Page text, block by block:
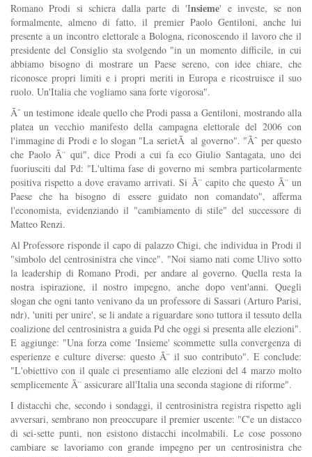
Romano Prodi si schiera dalla parte di 'Insieme' e investe, se non
formalmente, almeno di fatto, il premier Paolo Gentiloni, anche lui
presente a un incontro elettorale a Bologna, riconoscendo il lavoro che il
presidente del Consiglio sta svolgendo "in un momento difficile, in cui
abbiamo bisogno di mostrare un Paese sereno, con idee chiare, che
riconosce propri limiti e i propri meriti in Europa e ricostruisce il suo
ruolo. Un'Italia che vogliamo sana forte vigorosa".
Ãˆ un testimone ideale quello che Prodi passa a Gentiloni, mostrando alla
platea un vecchio manifesto della campagna elettorale del 2006 con
l'immagine di Prodi e lo slogan "La serietÃ al governo". "Ãˆ per questo
che Paolo Ã¨ qui", dice Prodi a cui fa eco Giulio Santagata, uno dei
fuoriusciti dal Pd: "L'ultima fase di governo mi sembra particolarmente
positiva rispetto a dove eravamo arrivati. Si Ã¨ capito che questo Ã¨ un
Paese che ha bisogno di essere guidato non comandato", afferma
l'economista, evidenziando il "cambiamento di stile" del successore di
Matteo Renzi.
Al Professore risponde il capo di palazzo Chigi, che individua in Prodi il
"simbolo del centrosinistra che vince". "Noi siamo nati come Ulivo sotto
la leadership di Romano Prodi, per andare al governo. Quella resta la
nostra ispirazione, il nostro impegno, anche dopo vent'anni. Quegli
slogan che ogni tanto venivano da un professore di Sassari (Arturo Parisi,
ndr), 'uniti per unire', se li andate a riguardare sono tuttora il tessuto della
coalizione del centrosinistra a guida Pd che oggi si presenta alle elezioni".
E aggiunge: "Una forza come 'Insieme' scommette sulla convergenza di
esperienze e culture diverse: questo Ã¨ il suo contributo". E conclude:
"L'obiettivo con il quale ci presentiamo alle elezioni del 4 marzo molto
semplicemente Ã¨ assicurare all'Italia una seconda stagione di riforme".
I distacchi che, secondo i sondaggi, il centrosinistra registra rispetto agli
avversari, sembrano non preoccupare il premier uscente: "C'e un distacco
di sei-sette punti, non esistono distacchi incolmabili. Le cose possono
cambiare se lavoriamo con grande impegno per un centrosinistra che